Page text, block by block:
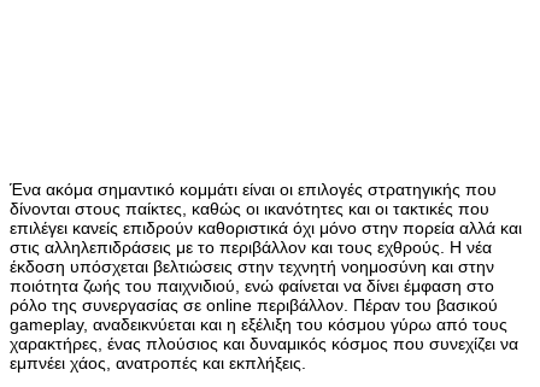
Ένα ακόμα σημαντικό κομμάτι είναι οι επιλογές στρατηγικής που
δίνονται στους παίκτες, καθώς οι ικανότητες και οι τακτικές που
επιλέγει κανείς επιδρούν καθοριστικά όχι μόνο στην πορεία αλλά και
στις αλληλεπιδράσεις με το περιβάλλον και τους εχθρούς. Η νέα
έκδοση υπόσχεται βελτιώσεις στην τεχνητή νοημοσύνη και στην
ποιότητα ζωής του παιχνιδιού, ενώ φαίνεται να δίνει έμφαση στο
ρόλο της συνεργασίας σε online περιβάλλον. Πέραν του βασικού
gameplay, αναδεικνύεται και η εξέλιξη του κόσμου γύρω από τους
χαρακτήρες, ένας πλούσιος και δυναμικός κόσμος που συνεχίζει να
εμπνέει χάος, ανατροπές και εκπλήξεις.